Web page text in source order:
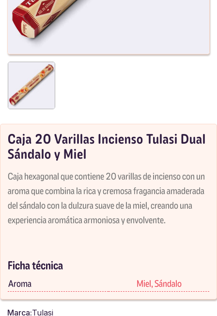
Caja 20 Varillas Incienso Tulasi Dual
Sándalo y Miel
Caja hexagonal que contiene 20 varillas de incienso con un
aroma que combina la rica y cremosa fragancia amaderada
del sándalo con la dulzura suave de la miel, creando una
experiencia aromática armoniosa y envolvente.
Ficha técnica
Aroma Miel, Sándalo
Marca:Tulasi